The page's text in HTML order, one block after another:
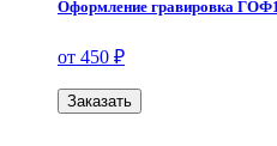
Оформление гравировка
от 450 ₽
Заказать